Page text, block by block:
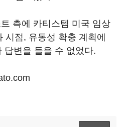
측에 카티스템 미국 임상
시점, 유동성 확충 계획에
답변을 들을 수 없었다.